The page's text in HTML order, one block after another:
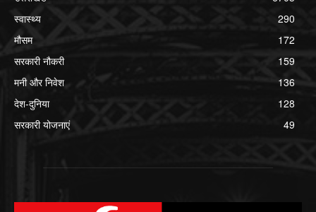
स्वास्थ्य
290
मौसम
172
सरकारी नौकरी
159
मनी और निवेश
136
देश-दुनिया
128
सरकारी योजनाएं
49